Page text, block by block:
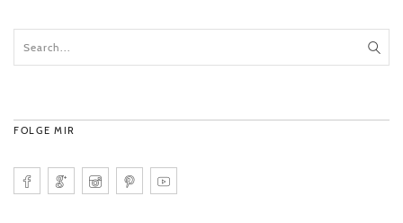
FOLGE MIR